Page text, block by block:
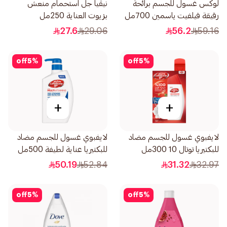
لوكس غسول للجسم برائحة
رقيقة فيلفيت ياسمين 700مل
59.16
56.2
نيڤيا جل استحمام منعش
بزيوت العناية 250مل
29.06
27.6
5%
off
+
لايفبوي غسول للجسم مضاد
للبكتيريا توتال 10 300مل
32.97
31.32
5%
off
+
لايفبوي غسول للجسم مضاد
للبكتيريا عناية لطيفة 500مل
52.84
50.19
5%
off
5%
off